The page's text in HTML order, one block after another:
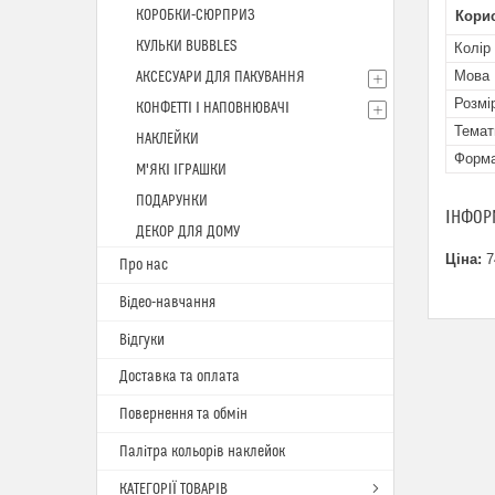
Колір
Мова
Ціна:
КОРОБКИ-СЮРПРИЗ
КУЛЬКИ BUBBLES
АКСЕСУАРИ ДЛЯ ПАКУВАННЯ
КОНФЕТТІ І НАПОВНЮВАЧІ
НАКЛЕЙКИ
М'ЯКІ ІГРАШКИ
ПОДАРУНКИ
ДЕКОР ДЛЯ ДОМУ
Про нас
Відео-навчання
Відгуки
Доставка та оплата
Повернення та обмін
Палітра кольорів наклейок
КАТЕГОРІЇ ТОВАРІВ